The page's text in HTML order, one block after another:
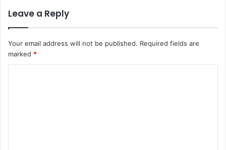
Leave a Reply
Your email address will not be published. Required fields are
marked *